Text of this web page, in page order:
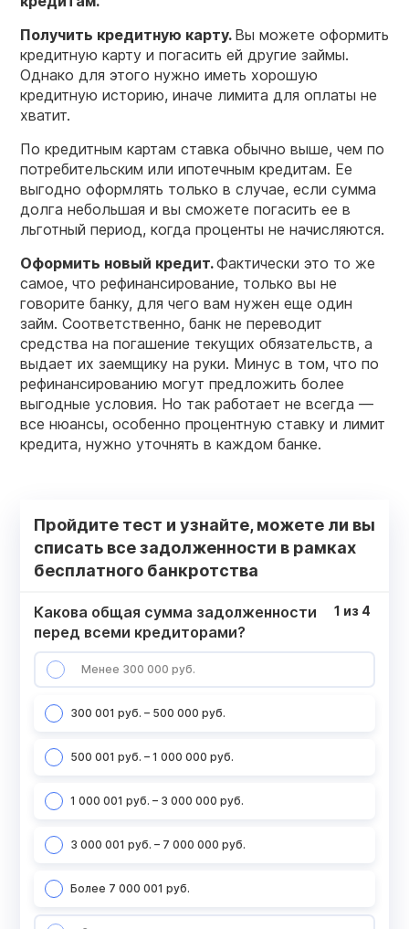
Получить кредитную карту. Вы можете оформить
кредитную карту и погасить ей другие займы.
Однако для этого нужно иметь хорошую
кредитную историю, иначе лимита для оплаты не
хватит.
По кредитным картам ставка обычно выше, чем по
потребительским или ипотечным кредитам. Ее
выгодно оформлять только в случае, если сумма
долга небольшая и вы сможете погасить ее в
льготный период, когда проценты не начисляются.
Оформить новый кредит.Фактически это то же
самое, что рефинансирование, только вы не
говорите банку, для чего вам нужен еще один
займ. Соответственно, банк не переводит
средства на погашение текущих обязательств, а
выдает их заемщику на руки. Минус в том, что по
рефинансированию могут предложить более
выгодные условия. Но так работает не всегда —
все нюансы, особенно процентную ставку и лимит
кредита, нужно уточнять в каждом банке.
Пройдите тест и узнайте, можете ли вы
списать все задолженности в рамках
бесплатного банкротства
Какова общая сумма задолженности
перед всеми кредиторами?
Менее 300 000 руб.
300 001 руб. – 500 000 руб.
500 001 руб. – 1 000 000 руб.
1 000 001 руб. – 3 000 000 руб.
3 000 001 руб. – 7 000 000 руб.
Более 7 000 001 руб.
1 из 4